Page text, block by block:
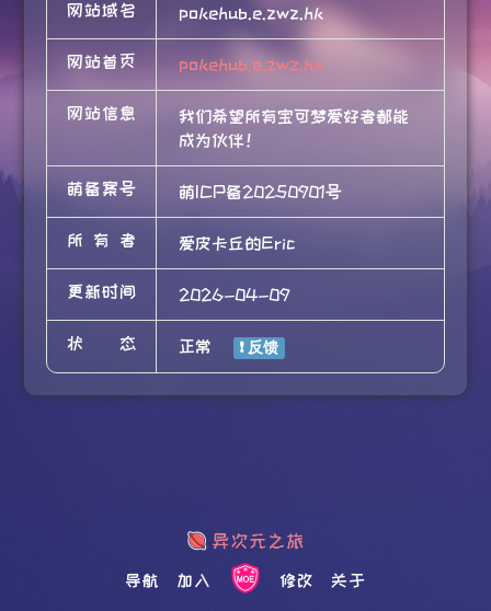
网站域名 pokehub.e.zwz.hk
网站首页 pokehub.e.zwz.hk
网站信息
我们希望所有宝可梦爱好者都能
成为伙伴！
萌备案号 萌ICP备20250901号
所有者 爱皮卡丘的Eric
更新时间 2026-04-09
状态 正常
导航 加入 修改 关于